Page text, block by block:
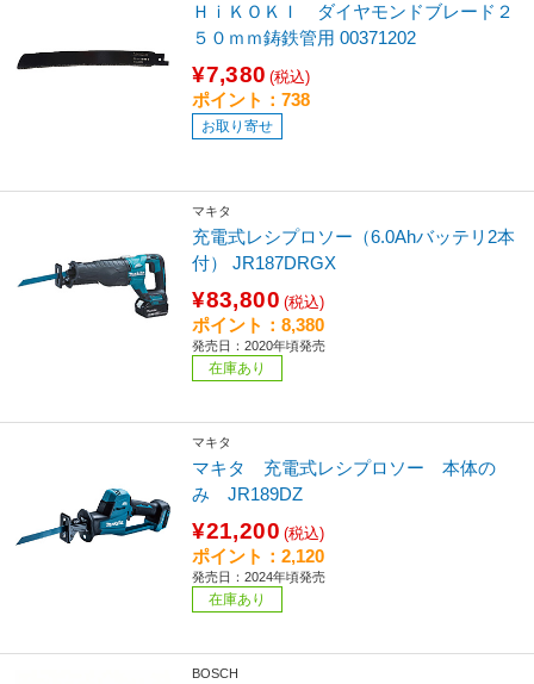
ＨｉＫＯＫＩ ダイヤモンドブレード２
５０ｍｍ鋳鉄管用 00371202
¥7,380 (税込)
ポイント：738
お取り寄せ
マキタ
充電式レシプロソー（6.0Ahバッテリ2本
付） JR187DRGX
¥83,800 (税込)
ポイント：8,380
発売日：2020年頃発売
在庫あり
マキタ
マキタ 充電式レシプロソー 本体の
み JR189DZ
¥21,200 (税込)
ポイント：2,120
発売日：2024年頃発売
在庫あり
BOSCH